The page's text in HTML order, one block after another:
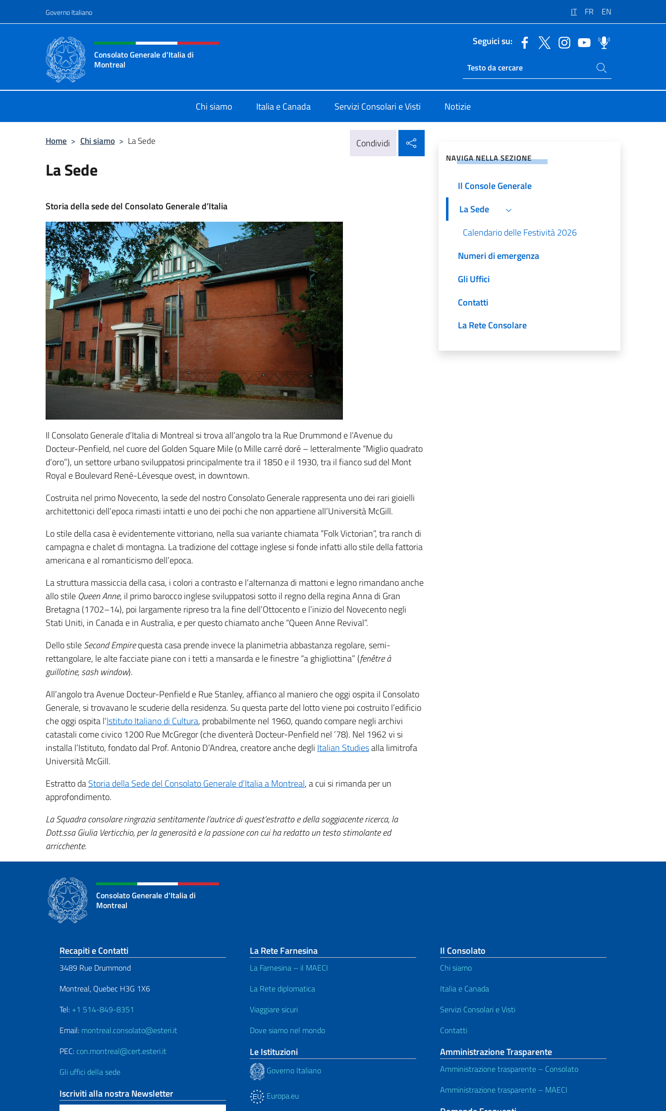
Governo Italiano IT FR EN
Intestazione sito, social e menù
Consolato Generale d'Italia di
Montreal
Seguici su:
Ricerca sito live
Cerca nel sito
Chi siamo Italia e Canada Servizi Consolari e Visti Notizie
Home > Chi siamo > La Sede Condividi
La Sede
Storia della sede del Consolato Generale d’Italia
Il Consolato Generale d’Italia di Montreal si trova all’angolo tra la Rue Drummond e l’Avenue du
Docteur-Penfield, nel cuore del Golden Square Mile (o Mille carré doré – letteralmente “Miglio quadrato
d’oro”), un settore urbano sviluppatosi principalmente tra il 1850 e il 1930, tra il fianco sud del Mont
Royal e Boulevard René-Lévesque ovest, in downtown.
Costruita nel primo Novecento, la sede del nostro Consolato Generale rappresenta uno dei rari gioielli
architettonici dell’epoca rimasti intatti e uno dei pochi che non appartiene all’Università McGill.
Lo stile della casa è evidentemente vittoriano, nella sua variante chiamata “Folk Victorian”, tra ranch di
campagna e chalet di montagna. La tradizione del cottage inglese si fonde infatti allo stile della fattoria
americana e al romanticismo dell’epoca.
La struttura massiccia della casa, i colori a contrasto e l’alternanza di mattoni e legno rimandano anche
allo stile Queen Anne, il primo barocco inglese sviluppatosi sotto il regno della regina Anna di Gran
Bretagna (1702–14), poi largamente ripreso tra la fine dell’Ottocento e l’inizio del Novecento negli
Stati Uniti, in Canada e in Australia, e per questo chiamato anche “Queen Anne Revival”.
Dello stileSecond Empirequesta casa prende invece la planimetria abbastanza regolare, semi-
rettangolare, le alte facciate piane con i tetti a mansarda e le finestre “a ghigliottina” (fenêtre à
guillotine, sash window).
All’angolo tra Avenue Docteur-Penfield e Rue Stanley, affianco al maniero che oggi ospita il Consolato
Generale, si trovavano le scuderie della residenza. Su questa parte del lotto viene poi costruito l’edificio
che oggi ospita l’Istituto Italiano di Cultura, probabilmente nel 1960, quando compare negli archivi
catastali come civico 1200 Rue McGregor (che diventerà Docteur-Penfield nel ’78). Nel 1962 vi si
installa l’Istituto, fondato dal Prof. Antonio D’Andrea, creatore anche degli Italian Studiesalla limitrofa
Università McGill.
Estratto daStoria della Sede del Consolato Generale d’Italia a Montreal, a cui si rimanda per un
approfondimento.
La Squadra consolare ringrazia sentitamente l’autrice di quest’estratto e della soggiacente ricerca, la
Dott.ssa Giulia Verticchio, per la generosità e la passione con cui ha redatto un testo stimolante ed
arricchente.
NAVIGA NELLA SEZIONE
Il Console Generale
La Sede
Calendario delle Festività 2026
Numeri di emergenza
Gli Uffici
Contatti
La Rete Consolare
Consolato Generale d'Italia di
Montreal
Sezione footer
Recapiti e Contatti
3489 Rue Drummond
Montreal, Quebec H3G 1X6
Tel: +1 514-849-8351
Email: montreal.consolato@esteri.it
PEC: con.montreal@cert.esteri.it
Gli uffici della sede
Iscriviti alla nostra Newsletter
La Rete Farnesina
La Farnesina – il MAECI
La Rete diplomatica
Viaggiare sicuri
Dove siamo nel mondo
Le Istituzioni
Governo Italiano
Europa.eu
Il Consolato
Chi siamo
Italia e Canada
Servizi Consolari e Visti
Contatti
Amministrazione Trasparente
Amministrazione trasparente – Consolato
Amministrazione trasparente – MAECI